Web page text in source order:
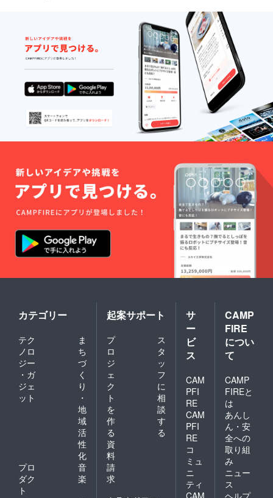
冷暗所
で保存
してく
ださ
い。 保
存状態
によっ
ては芽
が出る
事があ
ります
ジャガ
イモと
毒性は
無いの
で、芽
を取り
除けば
問題な
く食べ
られま
す。 適
存して
頂けれ
ば1か月
に痛ん
でいる
個体が
あるの
でその
填とし
て予め
50g程
(1000g
+補填用
50g=全
容量
1050g)
多めに
入れさ
せて頂
す、ご
に一番
美味し
い品種
だと思
いま
す、老
若男女
問わず
大人気
です。
#保存方
ど：到
着後は
の間の
温度が
保存に
適した
温度で
す。さ
らに暗
所での
保存で
芽が出
るのを
遅らせ
す。 １
０℃以
下にな
ると寒
さで腐
敗が始
まりま
蔵庫に
入れる
と低温
障害が
起こり
ます、
冷暗所
で保存
してく
い。 保
存状態
等のデ
ザイン
が異な
る場合
があり
ますの
で、あ
らかじ
めご了
承くだ
さ
い。」
主にふ
るさと
納税の
返礼品
として
安納芋
を出荷
してい
ます、
ブラン
ド推進
本部に
加入す
る条件
の認証
を貰う
必要が
ありま
す、適
切な肥
料や農
薬を使
用、残
留農
度検査
ければ
なりま
せん、
それゆ
えに品
質と味
には自
りま
す。 #
品種の
特徴：
安納芋
【紅】
です、
個人的
に一番
美味し
い品種
だと思
部のメ
ンバー
が減っ
たので
僕に声
が掛か
りブラ
ンド推
進本部
に加入
しまし
た！ブ
ランド
推進本
るさと
納税の
返礼品
として
安納芋
を出荷
してい
ます、
ブラン
加入す
のGAP
の認証
を貰う
必要が
ありま
す、適
切な肥
薬を使
用、残
留農
薬、糖
度検査
をクリ
アしな
ければ
なりま
せん、
それゆ
えに品
けする
事も可
能で
す。 ※
台風等
の影響
でオー
ナーの
バナナ
が被害
を受け
た場
合、別
の被害
なかっ
た同じ
成長具
合の樹
にオー
ナー権
を移行
しま
す。 ※
時、必
ず備考
欄に掲
望され
るお名
前をご
記入く
ださ
い。 ご
希望が
畑の見
学や収
穫作業
も可能
です、
その際
の交通
費、滞
在費な
どは全
てお客
様負担
となり
カテゴリー
テク
ノロ
ジー
・ガ
ジェ
ット
ま
ち
づ
く
り
・
地
域
活
性
化
プロ
ダク
ト
音
楽
起案サポート
プ
ロ
ジ
ェ
ク
ト
を
作
る
ス
タ
ッ
フ
に
相
談
す
る
資
料
請
求
サ
ー
ビ
ス
CAM
PFI
RE
CAM
PFI
RE
コ
ミュ
ニ
ティ
CAMP
FIRE
につい
て
CAMP
FIREと
は
あんし
ん・安
全への
取り組
み
ニュー
ス